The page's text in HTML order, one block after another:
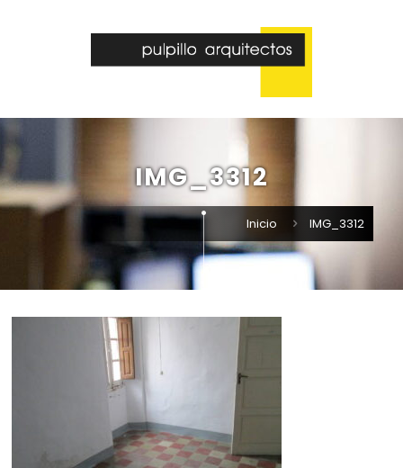
IMG_3312
Inicio IMG_3312